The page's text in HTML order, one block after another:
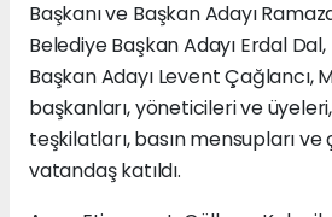
Başkanı ve Başkan Adayı
Belediye Başkan Adayı Erdal
Başkan Adayı Levent Çağlancı,
başkanları, yöneticileri ve
teşkilatları, basın mensupları ve
vatandaş katıldı.